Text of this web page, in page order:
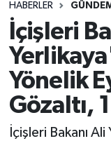
HABERLER
İçişleri
Yönelik
Gözaltı,
İçişleri Bakanı
Eğitim
Siyaset
Ekonomi
Kadın
Tüm
Son Dakika
Haber Arşivi